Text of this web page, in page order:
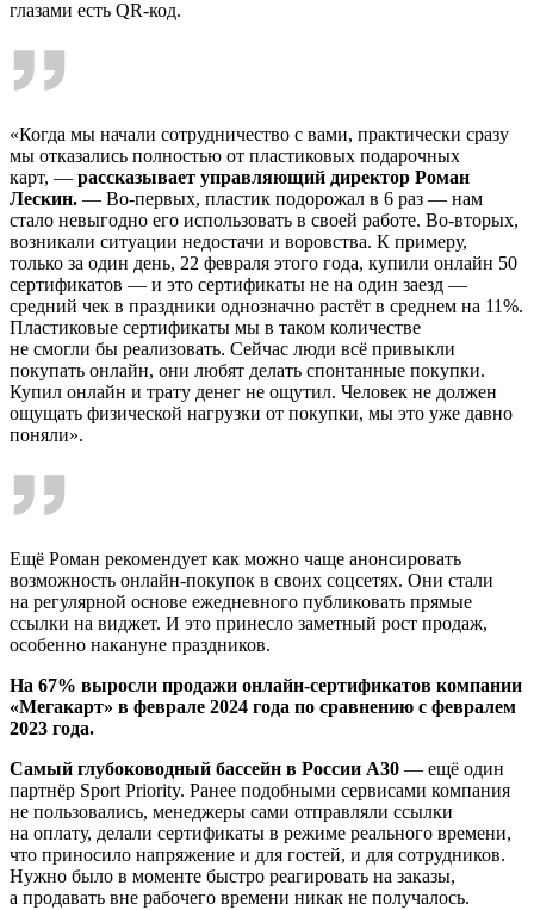
глазами есть QR-код.
«Когда мы начали сотрудничество с вами, практически сразу
мы отказались полностью от пластиковых подарочных
карт, — рассказывает управляющий директор Роман
Лескин. — Во-первых, пластик подорожал в 6 раз — нам
стало невыгодно его использовать в своей работе. Во-вторых,
возникали ситуации недостачи и воровства. К примеру,
только за один день, 22 февраля этого года, купили онлайн 50
сертификатов — и это сертификаты не на один заезд —
средний чек в праздники однозначно растёт в среднем на 11%.
Пластиковые сертификаты мы в таком количестве
не смогли бы реализовать. Сейчас люди всё привыкли
покупать онлайн, они любят делать спонтанные покупки.
Купил онлайн и трату денег не ощутил. Человек не должен
ощущать физической нагрузки от покупки, мы это уже давно
поняли».
Ещё Роман рекомендует как можно чаще анонсировать
возможность онлайн-покупок в своих соцсетях. Они стали
на регулярной основе ежедневного публиковать прямые
ссылки на виджет. И это принесло заметный рост продаж,
особенно накануне праздников.
На 67% выросли продажи онлайн-сертификатов компании
«Мегакарт» в феврале 2024 года по сравнению с февралем
2023 года.
Самый глубоководный бассейн в России А30 — ещё один
партнёр Sport Priority. Ранее подобными сервисами компания
не пользовались, менеджеры сами отправляли ссылки
на оплату, делали сертификаты в режиме реального времени,
что приносило напряжение и для гостей, и для сотрудников.
Нужно было в моменте быстро реагировать на заказы,
а продавать вне рабочего времени никак не получалось.